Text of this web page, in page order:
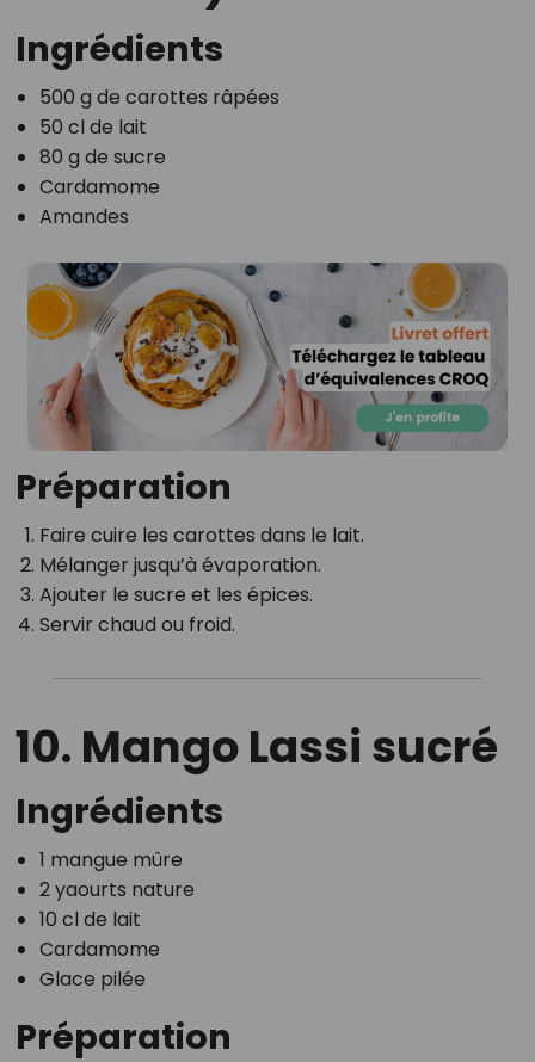
Ingrédients
500 g de carottes râpées
50 cl de lait
80 g de sucre
Cardamome
Amandes
Préparation
Faire cuire les carottes dans le lait.
Mélanger jusqu’à évaporation.
Ajouter le sucre et les épices.
Servir chaud ou froid.
10. Mango Lassi sucré
Ingrédients
1 mangue mûre
2 yaourts nature
10 cl de lait
Cardamome
Glace pilée
Préparation